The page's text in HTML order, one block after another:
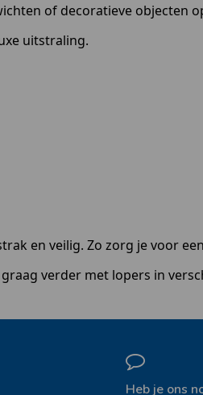
of decoratieve objecten
uitstraling.
en veilig. Zo zorg je voor
verder met lopers in
Heb je ons